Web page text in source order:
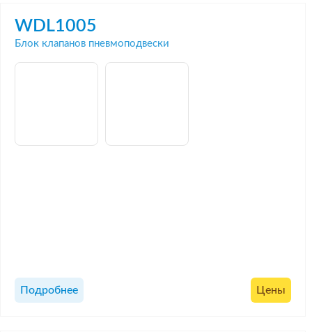
WDL1005
Блок клапанов пневмоподвески
Подробнее Цены